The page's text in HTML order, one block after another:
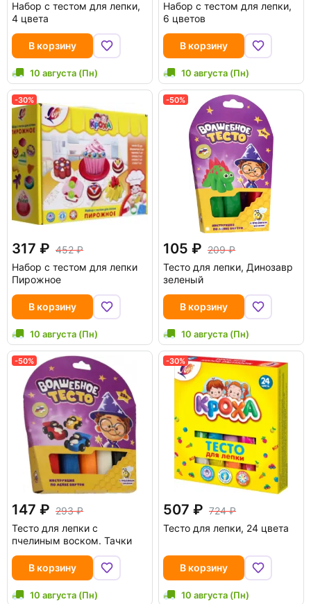
Набор с тестом для лепки,
4 цвета
В корзину
10 августа (Пн)
Набор с тестом для лепки,
6 цветов
В корзину
10 августа (Пн)
-30%
317
452
Набор с тестом для лепки
Пирожное
В корзину
10 августа (Пн)
-50%
105
209
Тесто для лепки, Динозавр
зеленый
В корзину
10 августа (Пн)
-50%
147
293
Тесто для лепки с
пчелиным воском. Тачки
В корзину
10 августа (Пн)
-30%
507
724
Тесто для лепки, 24 цвета
В корзину
10 августа (Пн)